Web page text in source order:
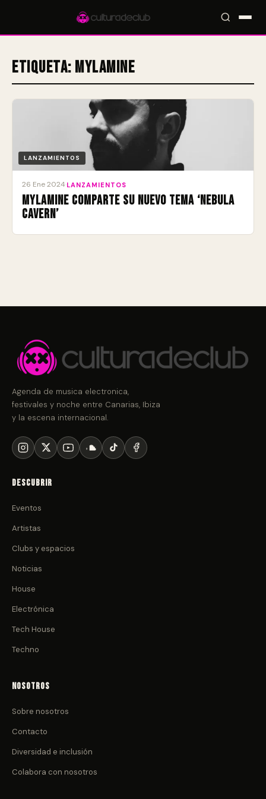
Accesos rápidos: 🎪 Eventos🎤 Artistas📍 Locales
Etiqueta: MYLAMINE
LANZAMIENTOS
26 Ene 2024 LANZAMIENTOS
MYLAMINE comparte su nuevo tema ‘Nebula
Cavern’
Agenda de musica electronica,
festivales y noche entre Canarias, Ibiza
y la escena internacional.
Descubrir
Eventos
Artistas
Clubs y espacios
Noticias
House
Electrónica
Tech House
Techno
Nosotros
Sobre nosotros
Contacto
Diversidad e inclusión
Colabora con nosotros